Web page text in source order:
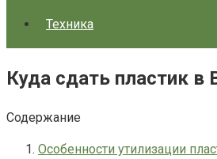
Техника
Куда сдать пластик в
Содержание
Особенности утилизации